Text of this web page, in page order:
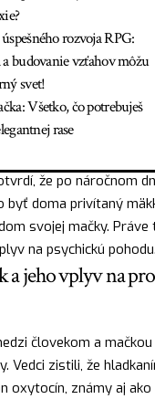
rozvoja RPG:
budovanie vzťahov môžu
svet!
Všetko, čo potrebuješ
rase
že po náročnom
byť doma privítaný
svojej mačky.
na psychickú pohodu.
a jeho vplyv na
človekom a
Vedci zistili, že
oxytocín, známy aj ako